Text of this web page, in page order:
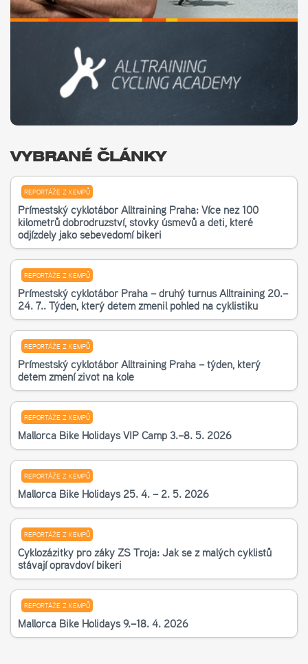
VYBRANÉ ČLÁNKY
REPORTÁŽE Z KEMPŮ
Příměstský cyklotábor Alltraining Praha: Více než 100
kilometrů dobrodružství, stovky úsměvů a děti, které
odjížděly jako sebevědomí bikeři
REPORTÁŽE Z KEMPŮ
Příměstský cyklotábor Praha – druhý turnus Alltraining 20.–
24. 7.. Týden, který dětem změnil pohled na cyklistiku
REPORTÁŽE Z KEMPŮ
Příměstský cyklotábor Alltraining Praha – týden, který
dětem změní život na kole
REPORTÁŽE Z KEMPŮ
Mallorca Bike Holidays VIP Camp 3.–8. 5. 2026
REPORTÁŽE Z KEMPŮ
Mallorca Bike Holidays 25. 4. – 2. 5. 2026
REPORTÁŽE Z KEMPŮ
Cyklozážitky pro žáky ZŠ Troja: Jak se z malých cyklistů
stávají opravdoví bikeři
REPORTÁŽE Z KEMPŮ
Mallorca Bike Holidays 9.–18. 4. 2026